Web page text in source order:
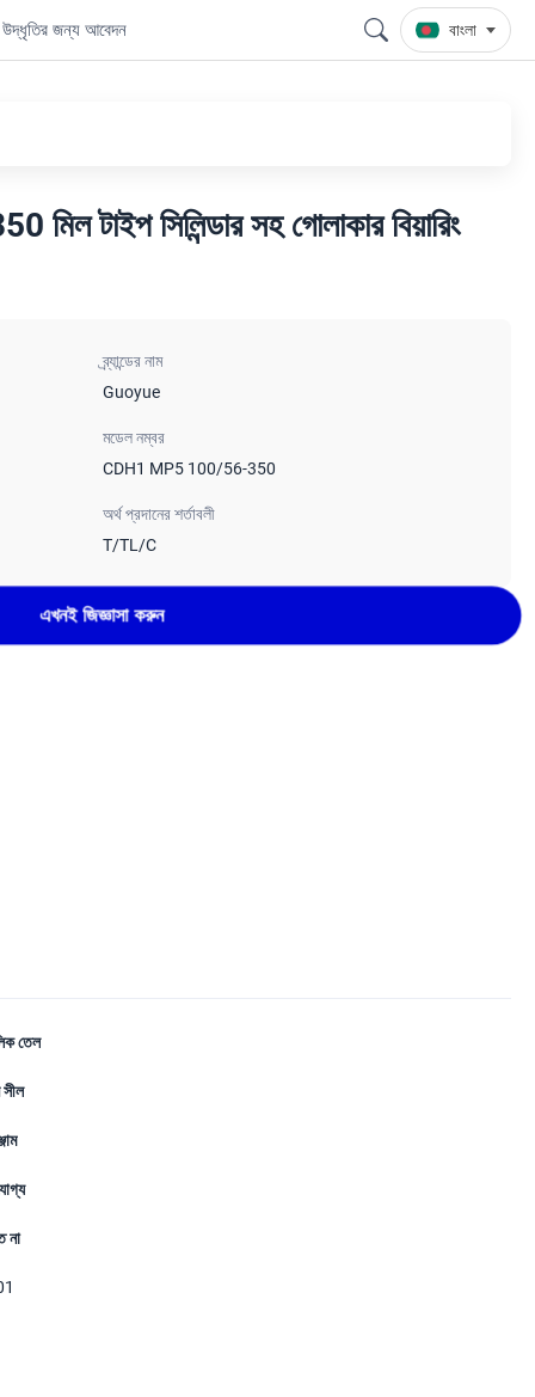
উদ্ধৃতির জন্য আবেদন বাংলা
টাইপ সিলিন্ডার সহ গোলাকার বিয়ারিং
ব্র্যান্ডের নাম
Guoyue
মডেল নম্বর
CDH1 MP5 100/56-350
অর্থ প্রদানের শর্তাবলী
T/TL/C
এখনই জিজ্ঞাসা করুন
তেল
না